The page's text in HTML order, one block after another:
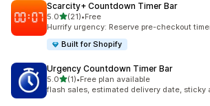
Scarcity+ Countdown Timer Bar
5.05つ星中
(21)
合計レビュー数：21件
•Free
Hurrify urgency: Reserve pre-checkout
Built for Shopify
Urgency Countdown Timer Bar
5.05つ星中
(1)
合計レビュー数：1件
•Free plan available
flash sales, estimated delivery date, sticky